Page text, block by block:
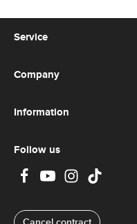
Service
Company
Information
Follow us